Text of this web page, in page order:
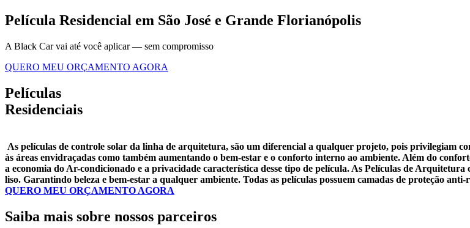
Película Residencial em São José e Grande Florianópolis
A Black Car vai até você aplicar — sem compromisso
QUERO MEU ORÇAMENTO AGORA
Películas
Residenciais
As películas de controle solar da linha de arquitetura, são um diferencial a qualquer projeto, pois privilegiam
às áreas envidraçadas como também aumentando o bem-estar e o conforto interno ao ambiente. Além do
a economia do Ar-condicionado e a privacidade característica desse tipo de película. As Películas de
liso. Garantindo beleza e bem-estar a qualquer ambiente. Todas as películas possuem camadas de proteção anti-
QUERO MEU ORÇAMENTO AGORA
Saiba mais sobre nossos parceiros